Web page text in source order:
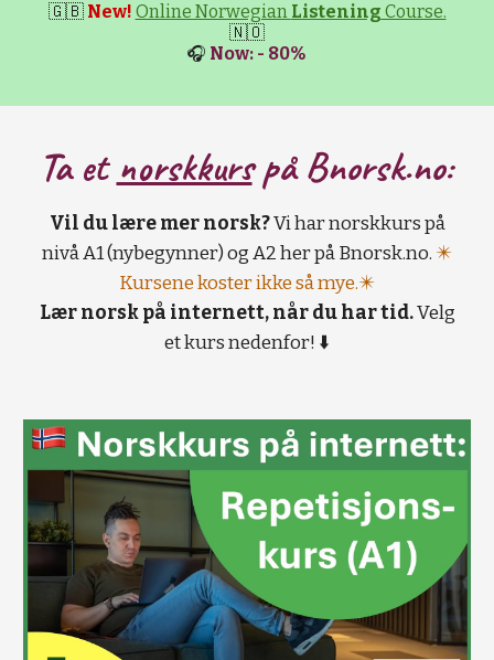
🇬🇧 New! Online Norwegian Listening Course.
🇳🇴
🎧 Now: - 80%
Ta et norskkurspå Bnorsk.no:
Vil du lære mer norsk?Vi har norskkurs på
nivå A1 (nybegynner) og A2 her på Bnorsk.no. ✴️
Kursene koster ikke så mye.✴️
Lær norsk på internett, når du har tid.Velg
et kurs nedenfor! ⬇️